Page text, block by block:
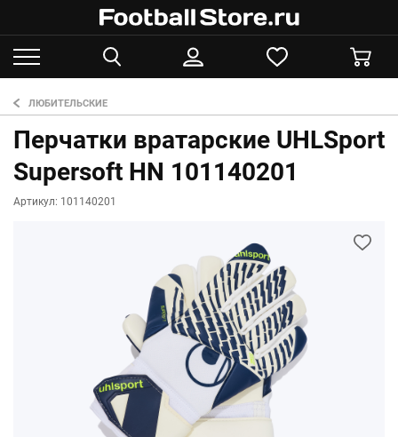
ЛЮБИТЕЛЬСКИЕ
Перчатки вратарские UHLSport
Supersoft HN 101140201
Артикул: 101140201